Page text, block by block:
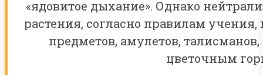
«ядовитое дыхание». Однако
растения, согласно правилам
предметов, амулетов,
цветочным